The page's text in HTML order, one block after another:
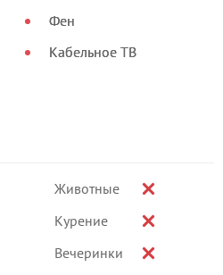
Фен
Кабельное ТВ
Животные
Курение
Вечеринки